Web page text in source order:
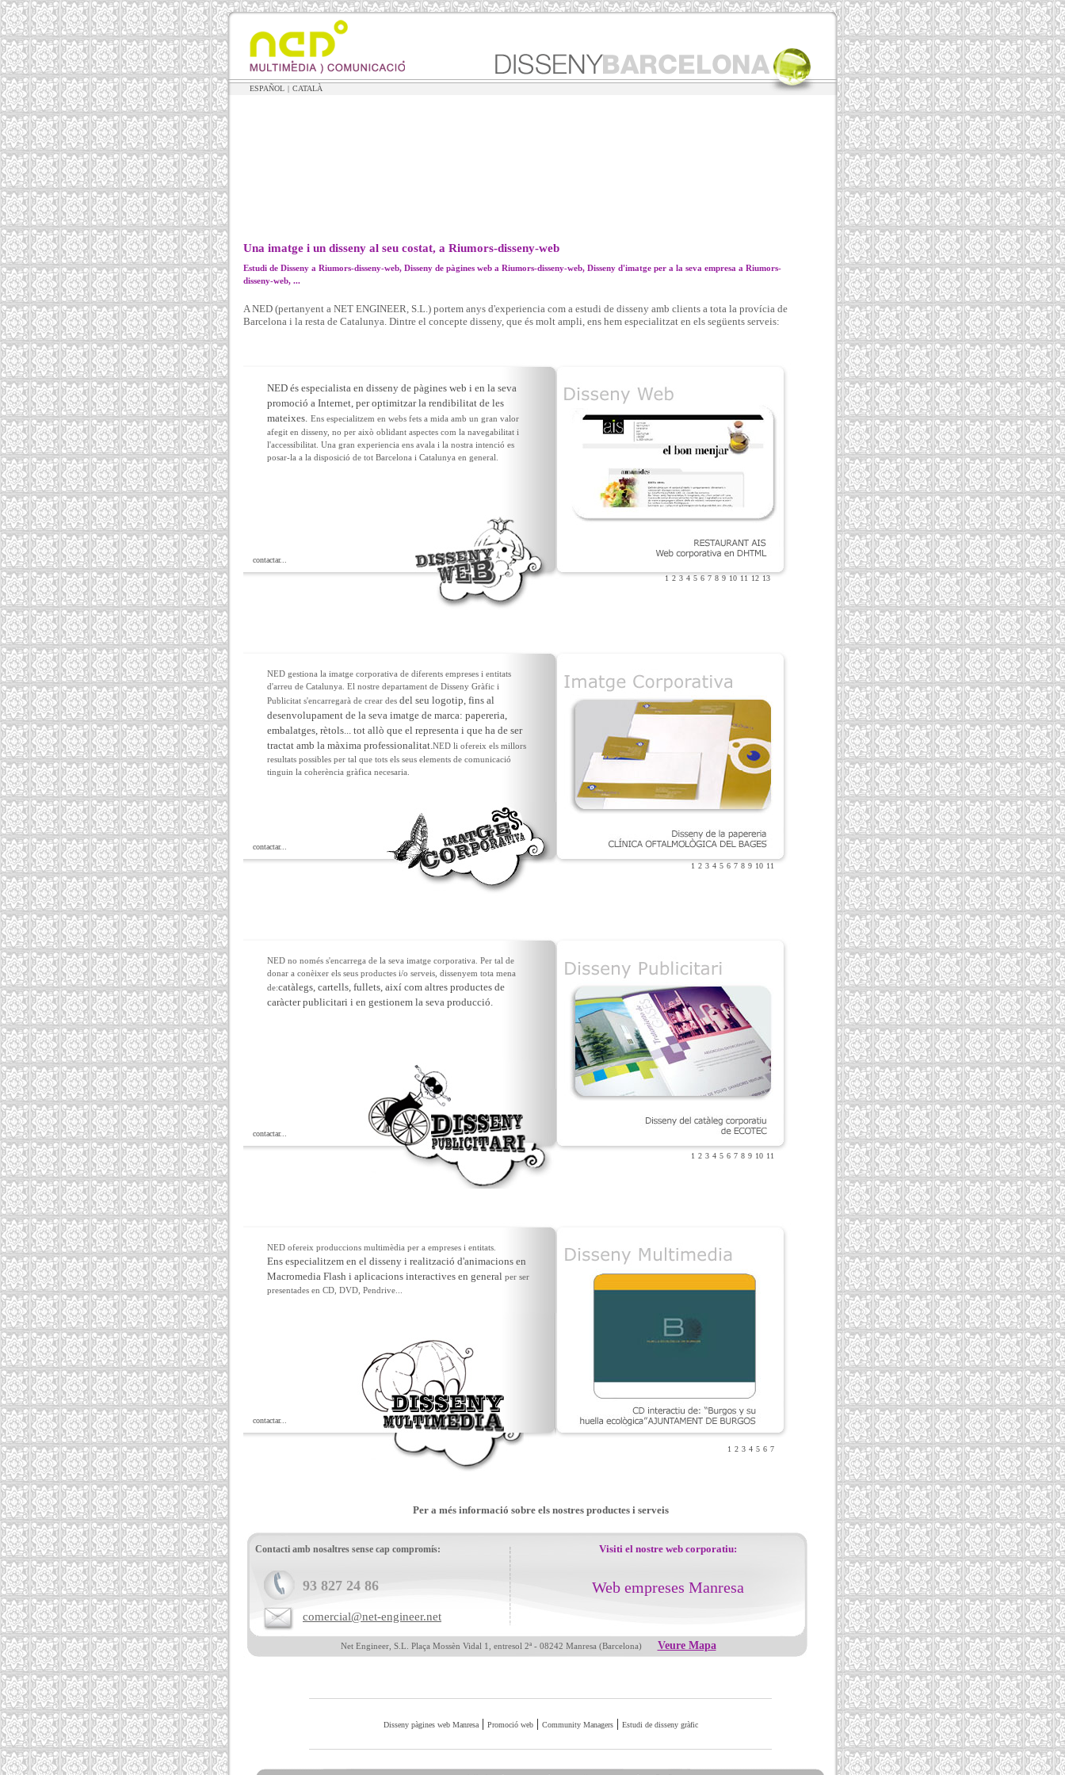
ESPAÑOL | CATALÀ
Una imatge i un disseny al seu costat, a Riumors-disseny-web
Estudi de Disseny a Riumors-disseny-web, Disseny de pàgines web a Riumors-disseny-web, Disseny d'imatge per a la seva empresa a Riumors-
disseny-web, ...
A NED (pertanyent a NET ENGINEER, S.L.) portem anys d'experiencia com a estudi de disseny amb clients a tota la provícia de
Barcelona i la resta de Catalunya. Dintre el concepte disseny, que és molt ampli, ens hem especialitzat en els següents serveis:
NED és especialista en disseny de pàgines web i en la seva
promoció a Internet, per optimitzar la rendibilitat de les
mateixes. Ens especialitzem en webs fets a mida amb un gran valor
afegit en disseny, no per això oblidant aspectes com la navegabilitat i
l'accessibilitat. Una gran experiencia ens avala i la nostra intenció es
posar-la a la disposició de tot Barcelona i Catalunya en general.
contactar...
1 2 3 4 5 6 7 8 9 10 11 12 13
NED gestiona la imatge corporativa de diferents empreses i entitats
d'arreu de Catalunya. El nostre departament de Disseny Gràfic i
Publicitat s'encarregarà de crear des del seu logotip, fins al
desenvolupament de la seva imatge de marca: papereria,
embalatges, rètols... tot allò que el representa i que ha de ser
tractat amb la màxima professionalitat.NED li ofereix els millors
resultats possibles per tal que tots els seus elements de comunicació
tinguin la coherència gràfica necesaria.
contactar...
1 2 3 4 5 6 7 8 9 10 11
NED no només s'encarrega de la seva imatge corporativa. Per tal de
donar a conèixer els seus productes i/o serveis, dissenyem tota mena
de:catàlegs, cartells, fullets, així com altres productes de
caràcter publicitari i en gestionem la seva producció.
contactar...
1 2 3 4 5 6 7 8 9 10 11
NED ofereix produccions multimèdia per a empreses i entitats.
Ens especialitzem en el disseny i realització d'animacions en
Macromedia Flash i aplicacions interactives en general per ser
presentades en CD, DVD, Pendrive...
contactar...
1 2 3 4 5 6 7
Per a més informació sobre els nostres productes i serveis
Contacti amb nosaltres sense cap compromís:
93 827 24 86
comercial@net-engineer.net
Visiti el nostre web corporatiu:
Web empreses Manresa
Net Engineer, S.L. Plaça Mossèn Vidal 1, entresol 2ª - 08242 Manresa (Barcelona) Veure Mapa
Disseny pàgines web Manresa| Promoció web| Community Managers| Estudi de disseny gràfic